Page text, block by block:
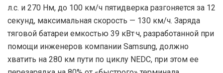
л.с. и 270 Нм, до 100 км/ч пятидверка разгоняется за 12
секунд, максимальная скорость — 130 км/ч. Заряда
тяговой батареи емкостью 39 кВт·ч, разработанной при
помощи инженеров компании Samsung, должно
хватить на 280 км пути по циклу NEDC, при этом ее